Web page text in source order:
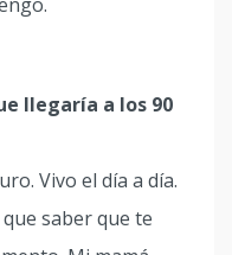
llegaría a los 90
Vivo el día a día.
saber que te